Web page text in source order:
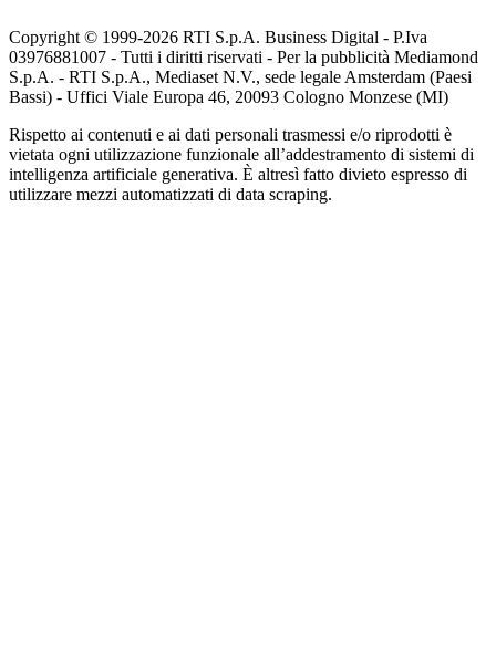
Copyright © 1999-2026 RTI S.p.A. Business Digital - P.Iva
03976881007 - Tutti i diritti riservati - Per la pubblicità Mediamond
S.p.A. - RTI S.p.A., Mediaset N.V., sede legale Amsterdam (Paesi
Bassi) - Uffici Viale Europa 46, 20093 Cologno Monzese (MI)
Rispetto ai contenuti e ai dati personali trasmessi e/o riprodotti è
vietata ogni utilizzazione funzionale all’addestramento di sistemi di
intelligenza artificiale generativa. È altresì fatto divieto espresso di
utilizzare mezzi automatizzati di data scraping.